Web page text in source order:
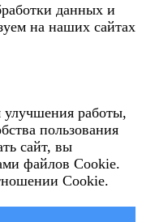
данных и
на наших сайтах
работы,
пользования
сайт, вы
файлов Cookie.
Cookie.